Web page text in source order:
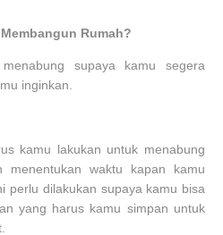
Rumah?
supaya kamu segera
inginkan.
kamu lakukan untuk menabung
menentukan waktu kapan kamu
perlu dilakukan supaya kamu bisa
yang harus kamu simpan untuk